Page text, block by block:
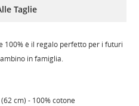
Taglie
100% è il regalo perfetto per i futuri
in famiglia.
cm) - 100% cotone